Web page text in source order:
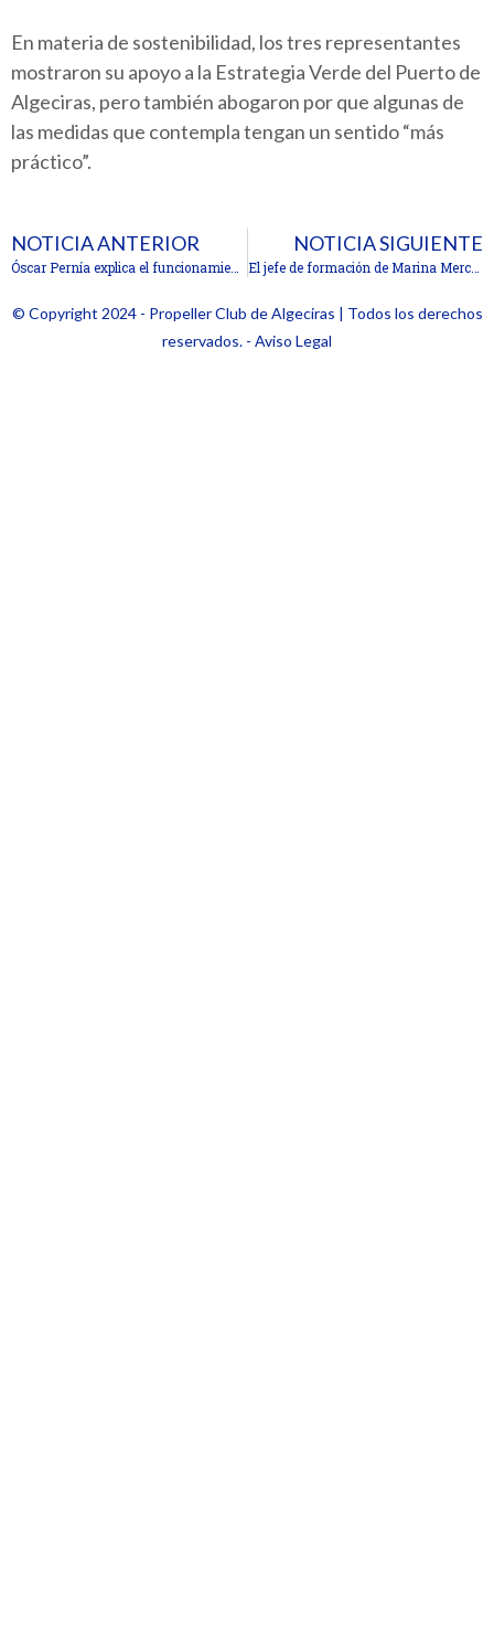
En materia de sostenibilidad, los tres representantes
mostraron su apoyo a la Estrategia Verde del Puerto de
Algeciras, pero también abogaron por que algunas de
las medidas que contempla tengan un sentido “más
práctico”.
NOTICIA ANTERIOR NOTICIA SIGUIENTE
El jefe de formación de Marina Mercante analiza con el Propeller Club de Algeciras los retos y oportunidades de la formación marítima
© Copyright 2024 - Propeller Club de Algeciras | Todos los derechos
reservados. - Aviso Legal